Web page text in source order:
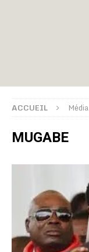
ACCUEIL Média
MUGABE